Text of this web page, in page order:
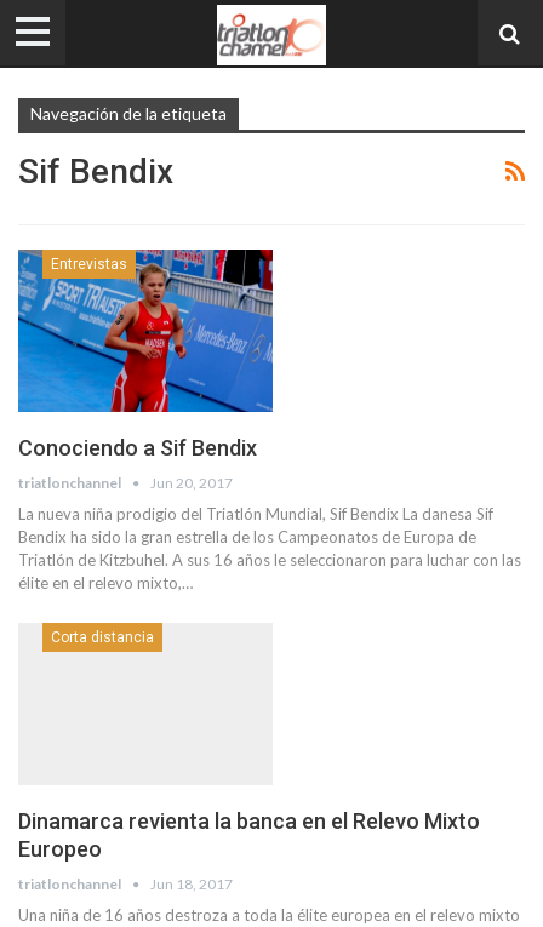
Navegación de la etiqueta
Sif Bendix
Entrevistas
Conociendo a Sif Bendix
triatlonchannel Jun 20, 2017
La nueva niña prodigio del Triatlón Mundial, Sif Bendix La danesa Sif
Bendix ha sido la gran estrella de los Campeonatos de Europa de
Triatlón de Kitzbuhel. A sus 16 años le seleccionaron para luchar con las
élite en el relevo mixto,…
Corta distancia
Dinamarca revienta la banca en el Relevo Mixto
Europeo
triatlonchannel Jun 18, 2017
Una niña de 16 años destroza a toda la élite europea en el relevo mixto